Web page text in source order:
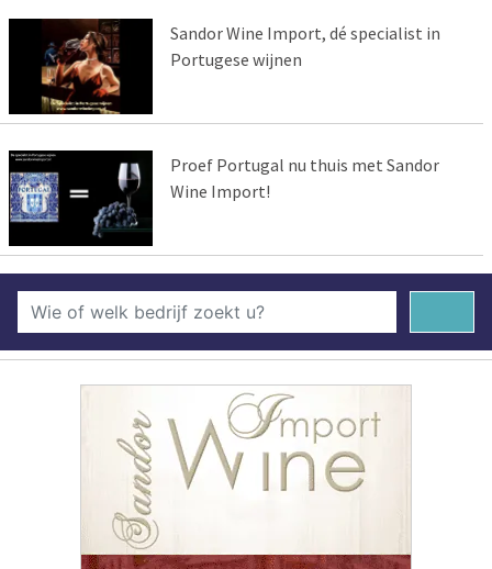
Sandor Wine Import, dé specialist in
Portugese wijnen
Proef Portugal nu thuis met Sandor
Wine Import!